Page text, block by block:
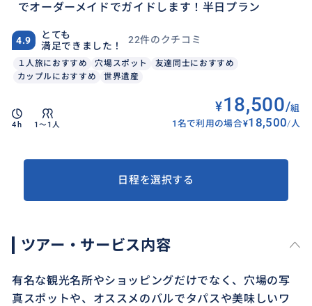
でオーダーメイドでガイドします！半日プラン
4.9
とても
満足できました！
22件のクチコミ
１人旅におすすめ 穴場スポット
友達同士におすすめ
カップルにおすすめ
世界遺産
4h 1〜1人
¥18,500/組
1名で利用の場合¥18,500/人
日程を選択する
ツアー・サービス内容
有名な観光名所やショッピングだけでなく、穴場の写
真スポットや、オススメのバルでタパスや美味しいワ